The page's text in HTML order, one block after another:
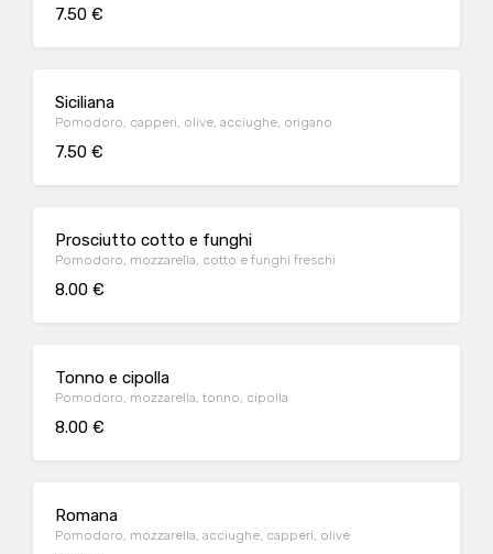
7.50 €
Siciliana
Pomodoro, capperi, olive, acciughe, origano
7.50 €
Prosciutto cotto e funghi
Pomodoro, mozzarella, cotto e funghi freschi
8.00 €
Tonno e cipolla
Pomodoro, mozzarella, tonno, cipolla
8.00 €
Romana
Pomodoro, mozzarella, acciughe, capperi, olive